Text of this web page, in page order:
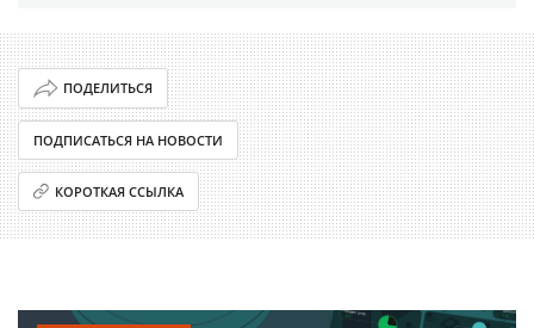
ПОДЕЛИТЬСЯ
ПОДПИСАТЬСЯ НА НОВОСТИ
КОРОТКАЯ ССЫЛКА